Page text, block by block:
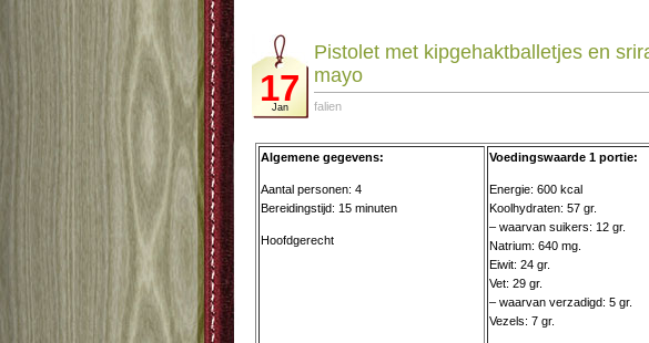
17
Jan
Pistolet met kipgehaktballetjes en
mayo
falien
Algemene gegevens:
Aantal personen: 4
Bereidingstijd: 15 minuten
Hoofdgerecht
Voedingswaarde 1 portie:
Energie: 600 kcal
Koolhydraten: 57 gr.
– waarvan suikers: 12 gr.
Natrium: 640 mg.
Eiwit: 24 gr.
Vet: 29 gr.
– waarvan verzadigd: 5 gr.
Vezels: 7 gr.